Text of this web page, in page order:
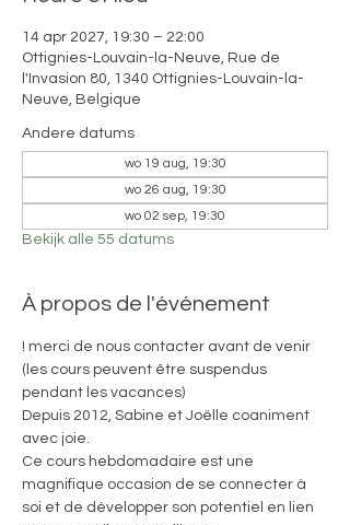
14 apr 2027, 19:30 – 22:00
Ottignies-Louvain-la-Neuve, Rue de
l'Invasion 80, 1340 Ottignies-Louvain-la-
Neuve, Belgique
Andere datums
wo 19 aug, 19:30
wo 26 aug, 19:30
wo 02 sep, 19:30
Bekijk alle 55 datums
À propos de l'événement
! merci de nous contacter avant de venir
(les cours peuvent être suspendus
pendant les vacances)
Depuis 2012, Sabine et Joëlle coaniment
avec joie.
Ce cours hebdomadaire est une
magnifique occasion de se connecter à
soi et de développer son potentiel en lien